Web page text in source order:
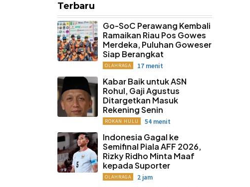
Terbaru
Go-SoC Perawang Kembali
Ramaikan Riau Pos Gowes
Merdeka, Puluhan Goweser
Siap Berangkat
OLAHRAGA 17 menit
Kabar Baik untuk ASN
Rohul, Gaji Agustus
Ditargetkan Masuk
Rekening Senin
ROKAN HULU 54 menit
Indonesia Gagal ke
Semifinal Piala AFF 2026,
Rizky Ridho Minta Maaf
kepada Suporter
OLAHRAGA 2 jam